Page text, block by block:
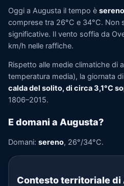
Oggi a Augusta il tempo è sereno
comprese tra 26°C e 34°C. Non
significative. Il vento soffia da
km/h nelle raffiche.
Rispetto alle medie climatiche di
temperatura media), la giornata
calda del solito, di circa 3,1°C
1806–2015.
E domani a Augusta?
Domani: sereno, 26°/34°C.
Contesto territoriale di